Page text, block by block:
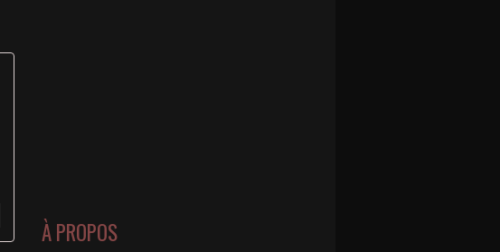
À PROPOS